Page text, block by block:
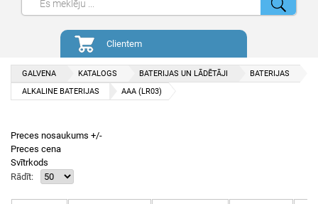
Clientem
GALVENA KATALOGS BATERIJAS UN LĀDĒTĀJI
BATERIJAS
ALKALINE BATERIJAS
AAA (LR03)
Preces nosaukums +/-
Preces cena
Svītrkods
Rādīt: